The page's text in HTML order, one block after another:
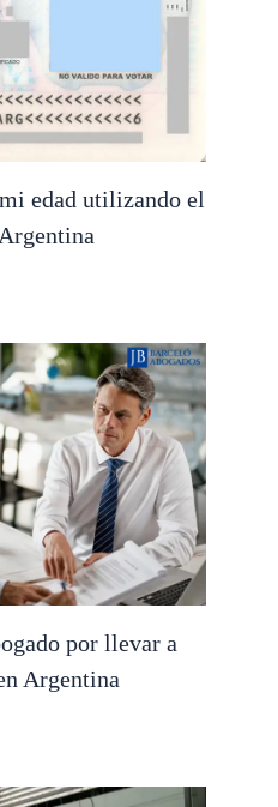
edad utilizando el
por llevar a
Argentina